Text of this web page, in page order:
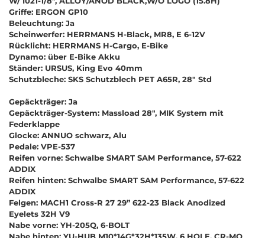
Griffe: ERGON GP10
Beleuchtung: Ja
Scheinwerfer: HERRMANS H-Black, MR8, E 6-12V
Rücklicht: HERRMANS H-Cargo, E-Bike
Dynamo: über E-Bike Akku
Ständer: URSUS, King Evo 40mm
Schutzbleche: SKS Schutzblech PET A65R, 28" Std
Gepäckträger: Ja
Gepäckträger-System: Massload 28", MIK System mit
Federklappe
Glocke: ANNUO schwarz, Alu
Pedale: VPE-537
Reifen vorne: Schwalbe SMART SAM Performance, 57-622
ADDIX
Reifen hinten: Schwalbe SMART SAM Performance, 57-622
ADDIX
Felgen: MACH1 Cross-R 27 29’’ 622-23 Black Anodized
Eyelets 32H V9
Nabe vorne: YH-205Q, 6-BOLT
Nabe hinten: YU-HUB M10*14G*32H*135W, 6 HOLE, CR-MO